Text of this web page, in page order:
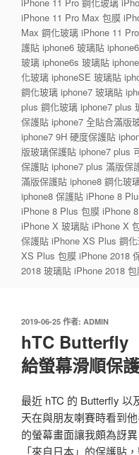
iPhone 11 Pro 鋼化玻璃
iPhone 11 Pro Max 包膜
Max 鋼化玻璃 iPhone 11
護貼 iphone6 玻璃貼
玻璃 iphone6s 玻璃貼
化玻璃 iphoneSE 玻璃貼
鋼化玻璃 iphone7 玻璃貼
plus 鋼化玻璃 iphone7 plus
保護貼 iphone7 全貼合滿版
iphone7 9H 硬度保護貼
版玻璃保護貼 iphone7 plus
保護貼 iphone7 plus 滿版保
滿版保護貼 iphone8 鋼化玻
iphone8 保護貼 iPhone 8
iPhone 8 Plus 包膜 iPhone
iPhone X 玻璃貼 iPhone X
保護貼 iPhone XS Plus 鋼
XS Plus 包膜 iPhone 2018
2018 玻璃貼 iPhone 2018
發
於
2019-06-25 作者: ADMIN
hTC Butterfly
給螢幕滑順保護
最近 hTC 的 Butterfly 以
天在與朋友喇賽時看到
的螢幕畫面讓我頗為訝
「來自日本」的保護貼